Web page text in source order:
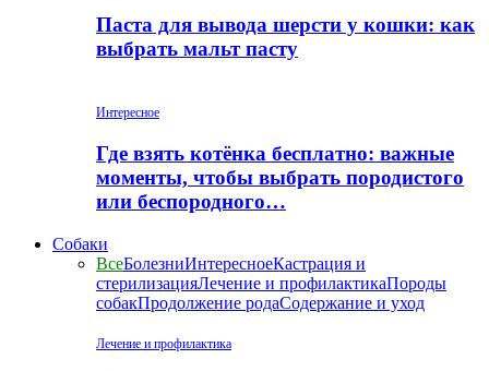
Паста для вывода шерсти у кошки: как
выбрать мальт пасту
Интересное
Где взять котёнка бесплатно: важные
моменты, чтобы выбрать породистого
или беспородного…
Собаки
ВсеБолезниИнтересноеКастрация и
стерилизацияЛечение и профилактикаПороды
собакПродолжение родаСодержание и уход
Лечение и профилактика